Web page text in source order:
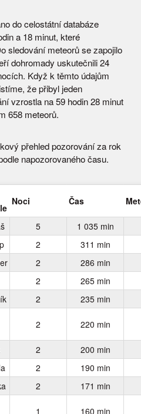
do celostátní databáze
a 18 minut, které
sledování meteorů se zapojilo
dohromady uskutečnili 24
Když k těmto údajům
že přibyl jeden
vzrostla na 59 hodin 28 minut
658 meteorů.
přehled pozorování za rok
napozorovaného času.
Noci Čas
5
1 035 min
2
311 min
2
286 min
2
265 min
2 235 min
2 220 min
2
200 min
2
190 min
2 171 min
1 160 min